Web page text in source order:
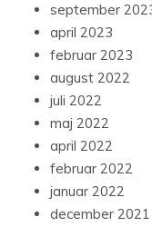
september
april 2023
februar 2023
august 2022
juli 2022
maj 2022
april 2022
februar 2022
januar 2022
december 2021